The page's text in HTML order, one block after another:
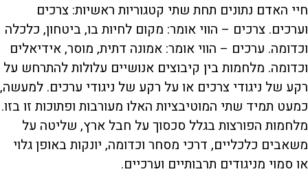
חיי האדם נתונים תחת שתי קטגוריות ראשיות: צרכים
וערכים. צרכים – הווי אומר: מקום לחיות בו, ביטחון, כלכלה
וכדומה. ערכים – הווי אומר: אמונה דתית, מוסר, אידיאלים
וכדומה. מלחמות בין קיבוצים אנושיים עלולות להתרחש על
רקע של ניגודי צרכים או על רקע של ניגודי ערכים. למעשה,
כמעט תמיד שתי המוטיבציות האלו מעורבות ופתוכות זו בזו.
מלחמות הפורצות בגלל סכסוך על חבל ארץ, שליטה על
משאבים כלכליים, דרכי מסחר וכדומה, יונקות באופן גלוי
או סמוי מניגודים תרבותיים וערכיים.